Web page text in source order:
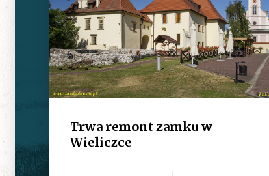
Trwa remont zamku w
Wieliczce